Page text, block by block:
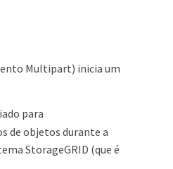
Multipart) inicia um
para
de objetos durante a
StorageGRID (que é